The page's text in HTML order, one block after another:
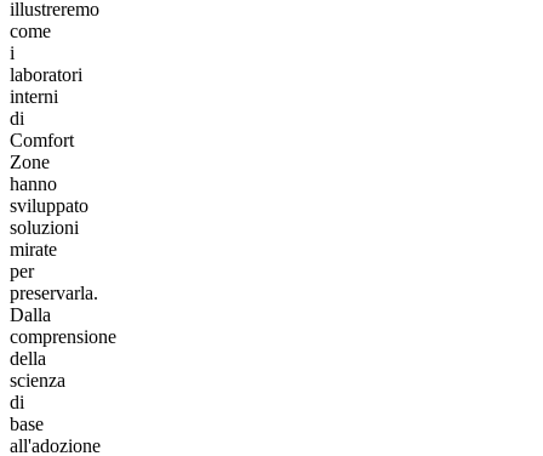
illustreremo
come
i
laboratori
interni
di
Comfort
Zone
hanno
sviluppato
soluzioni
mirate
per
preservarla.
Dalla
comprensione
della
scienza
di
base
all'adozione